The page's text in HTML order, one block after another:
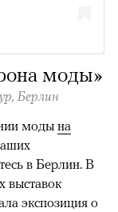
моды»
Берлин
моды на
в Берлин. В
выставок
экспозиция о